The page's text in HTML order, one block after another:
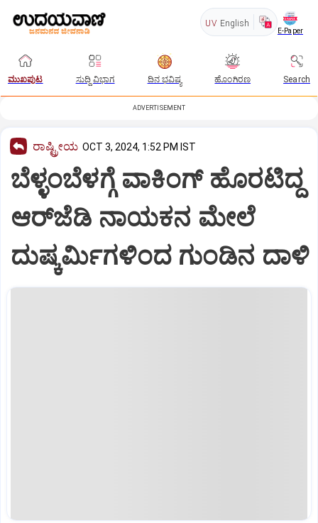
UV English
E-Paper
ಮುಖಪುಟ ಸುದ್ದಿ ವಿಭಾಗ ದಿನ ಭವಿಷ್ಯ ಹೊಂಗಿರಣ Search
ADVERTISEMENT
ರಾಷ್ಟ್ರೀಯ OCT 3, 2024, 1:52 PM IST
ಬೆಳ್ಳಂಬೆಳಗ್ಗೆ ವಾಕಿಂಗ್ ಹೊರಟಿದ್ದ
ಆರ್‌ಜೆಡಿ ನಾಯಕನ ಮೇಲೆ
ದುಷ್ಕರ್ಮಿಗಳಿಂದ ಗುಂಡಿನ ದಾಳಿ